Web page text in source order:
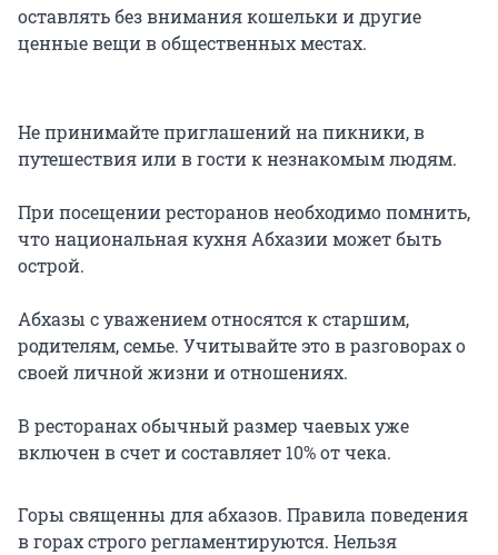
оставлять без внимания кошельки и другие
ценные вещи в общественных местах.
Не принимайте приглашений на пикники, в
путешествия или в гости к незнакомым людям.
При посещении ресторанов необходимо помнить,
что национальная кухня Абхазии может быть
острой.
Абхазы с уважением относятся к старшим,
родителям, семье. Учитывайте это в разговорах о
своей личной жизни и отношениях.
В ресторанах обычный размер чаевых уже
включен в счет и составляет 10% от чека.
Горы священны для абхазов. Правила поведения
в горах строго регламентируются. Нельзя